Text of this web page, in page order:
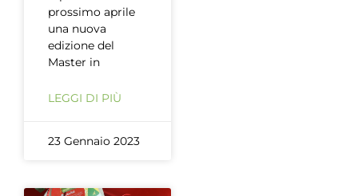
prossimo aprile
una nuova
edizione del
Master in
LEGGI DI PIÙ
23 Gennaio 2023